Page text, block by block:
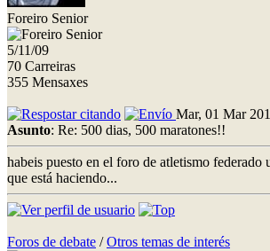
Foreiro Senior
5/11/09
70 Carreiras
355 Mensaxes
Mar, 01 Mar
Asunto: Re: 500 dias, 500 maratones!!
habeis puesto en el foro de atletismo
que está haciendo...
Foros de debate /Otros temas de interés